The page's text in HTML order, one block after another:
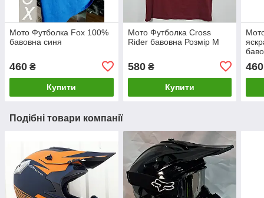
Мото Футболка Fox 100%
бавовна синя
460 ₴
Купити
Мото Футболка Cross
Rider бавовна Розмір M
580₴
Купити
460
Подібні товари компанії